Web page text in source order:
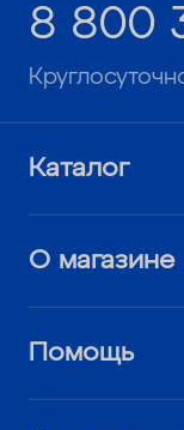
8 800
Каталог
О магазине
Помощь